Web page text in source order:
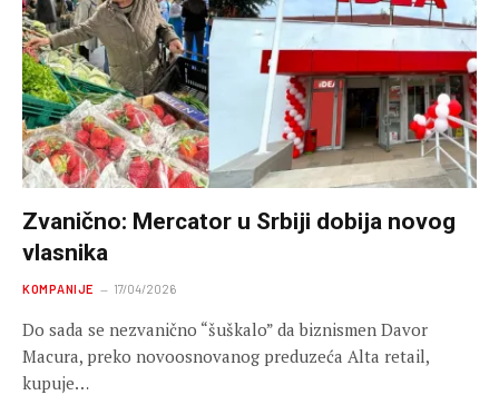
Zvanično: Mercator u Srbiji dobija novog
vlasnika
KOMPANIJE 17/04/2026
Do sada se nezvanično “šuškalo” da biznismen Davor
Macura, preko novoosnovanog preduzeća Alta retail,
kupuje…